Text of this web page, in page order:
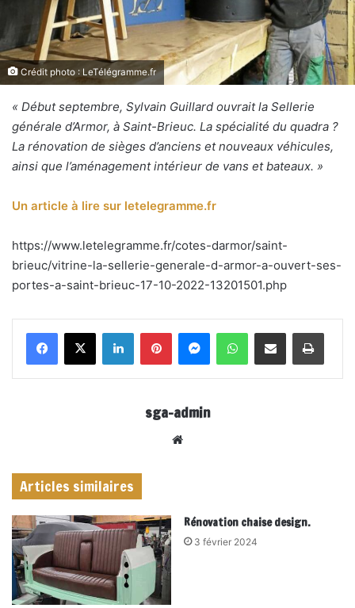
Crédit photo : LeTélégramme.fr
« Début septembre, Sylvain Guillard ouvrait la Sellerie
générale d’Armor, à Saint-Brieuc. La spécialité du quadra ?
La rénovation de sièges d’anciens et nouveaux véhicules,
ainsi que l’aménagement intérieur de vans et bateaux. »
Un article à lire sur letelegramme.fr
https://www.letelegramme.fr/cotes-darmor/saint-
brieuc/vitrine-la-sellerie-generale-d-armor-a-ouvert-ses-
portes-a-saint-brieuc-17-10-2022-13201501.php
LinkedinPinterestMessengerWhatsAppPartager par email
sga-admin
Articles similaires
Rénovation chaise design.
3 février 2024